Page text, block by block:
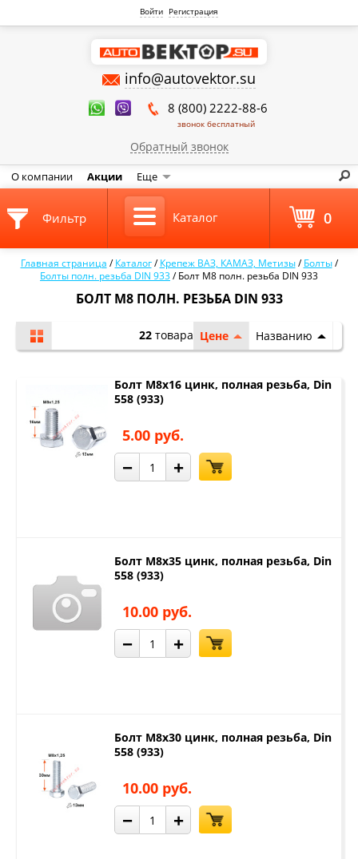
Войти Регистрация
info@autovektor.su
8 (800) 2222-88-6
звонок бесплатный
Обратный звонок
О компании Акции Еще
Главная страница /Каталог /Крепеж ВАЗ, КАМАЗ, Метизы /Болты /
Болты полн. резьба DIN 933/Болт М8 полн. резьба DIN 933
БОЛТ М8 ПОЛН. РЕЗЬБА DIN 933
Цене Названию
22 товара
Болт М8х16 цинк, полная резьба, Din
558 (933)
5.00 руб.
− +
Болт М8х35 цинк, полная резьба, Din
558 (933)
10.00 руб.
− +
Болт М8х30 цинк, полная резьба, Din
558 (933)
10.00 руб.
− +
Фильтр Каталог 0